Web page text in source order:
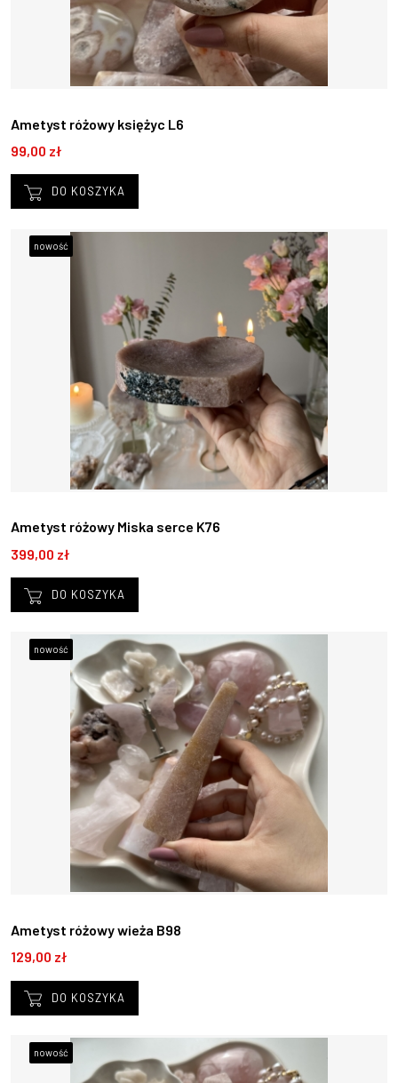
Ametyst różowy księżyc L6
99,00 zł
DO KOSZYKA
Ametyst różowy Miska serce K76
399,00 zł
DO KOSZYKA
nowość
Ametyst różowy wieża B98
129,00 zł
DO KOSZYKA
nowość
nowość